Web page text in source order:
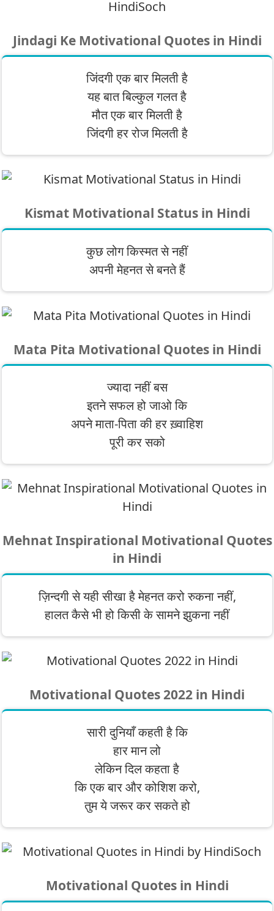
Jindagi Ke Motivational Quotes in Hindi
जिंदगी एक बार मिलती है
यह बात बिल्कुल गलत है
मौत एक बार मिलती है
जिंदगी हर रोज मिलती है
Kismat Motivational Status in Hindi
कुछ लोग किस्मत से नहीं
अपनी मेहनत से बनते हैं
Mata Pita Motivational Quotes in Hindi
ज्यादा नहीं बस
इतने सफल हो जाओ कि
अपने माता-पिता की हर ख़्वाहिश
पूरी कर सको
Mehnat Inspirational Motivational Quotes
in Hindi
ज़िन्दगी से यही सीखा है मेहनत करो रुकना नहीं,
हालत कैसे भी हो किसी के सामने झुकना नहीं
Motivational Quotes 2022 in Hindi
सारी दुनियाँ कहती है कि
हार मान लो
लेकिन दिल कहता है
कि एक बार और कोशिश करो,
तुम ये जरूर कर सकते हो
Motivational Quotes in Hindi